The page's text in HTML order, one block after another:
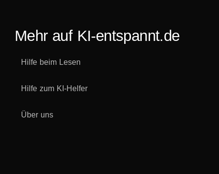
Mehr auf KI-entspannt.de
Hilfe beim Lesen
Hilfe zum KI-Helfer
Über uns